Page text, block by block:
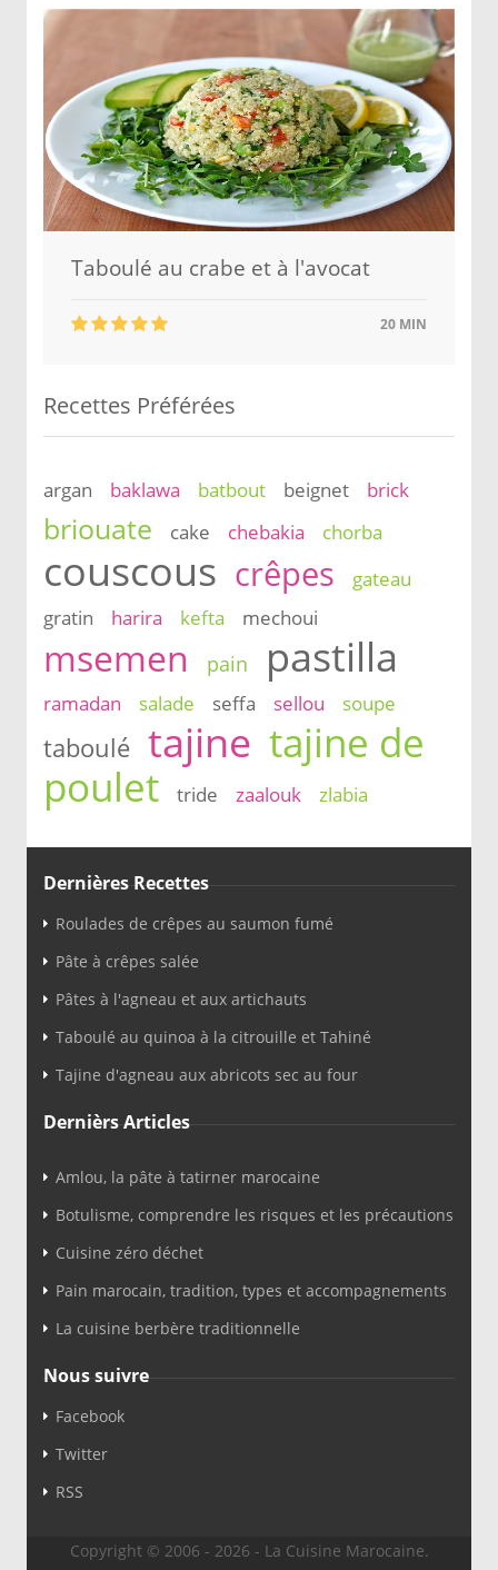
Taboulé au crabe et à l'avocat
20 MIN
Recettes Préférées
argan baklawa batbout beignet brick
briouate cake chebakia chorba
couscous crêpes
gateau
gratin
harira kefta mechoui
msemen pain pastilla
ramadan salade seffa sellou soupe
taboulé tajine tajine de
poulet
tride zaalouk zlabia
Dernières Recettes
Roulades de crêpes au saumon fumé
Pâte à crêpes salée
Pâtes à l'agneau et aux artichauts
Taboulé au quinoa à la citrouille et Tahiné
Tajine d'agneau aux abricots sec au four
Dernièrs Articles
Amlou, la pâte à tatirner marocaine
Botulisme, comprendre les risques et les précautions
Cuisine zéro déchet
Pain marocain, tradition, types et accompagnements
La cuisine berbère traditionnelle
Nous suivre
Facebook
Twitter
RSS
Copyright © 2006 - 2026 - La Cuisine Marocaine.